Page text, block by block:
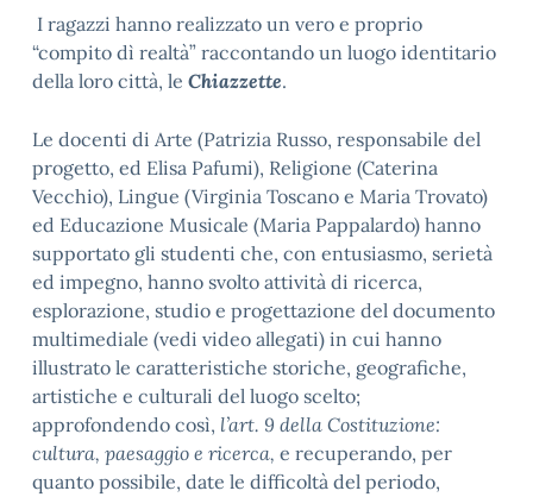
I ragazzi hanno realizzato un vero e proprio
“compito dì realtà” raccontando un luogo identitario
della loro città, le Chiazzette.
Le docenti di Arte (Patrizia Russo, responsabile del
progetto, ed Elisa Pafumi), Religione (Caterina
Vecchio), Lingue (Virginia Toscano e Maria Trovato)
ed Educazione Musicale (Maria Pappalardo) hanno
supportato gli studenti che, con entusiasmo, serietà
ed impegno, hanno svolto attività di ricerca,
esplorazione, studio e progettazione del documento
multimediale (vedi video allegati) in cui hanno
illustrato le caratteristiche storiche, geografiche,
artistiche e culturali del luogo scelto;
approfondendo così, l’art. 9 della Costituzione:
cultura, paesaggio e ricerca, e recuperando, per
quanto possibile, date le difficoltà del periodo,